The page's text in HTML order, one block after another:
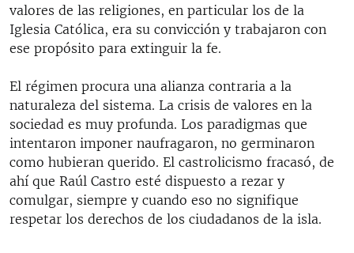
valores de las religiones, en particular los de la
Iglesia Católica, era su convicción y trabajaron con
ese propósito para extinguir la fe.
El régimen procura una alianza contraria a la
naturaleza del sistema. La crisis de valores en la
sociedad es muy profunda. Los paradigmas que
intentaron imponer naufragaron, no germinaron
como hubieran querido. El castrolicismo fracasó, de
ahí que Raúl Castro esté dispuesto a rezar y
comulgar, siempre y cuando eso no signifique
respetar los derechos de los ciudadanos de la isla.